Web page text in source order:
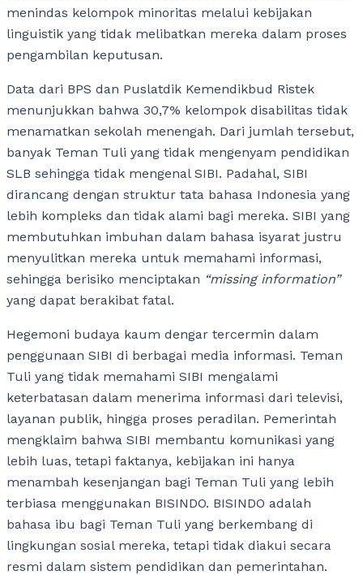
menindas kelompok minoritas melalui kebijakan
linguistik yang tidak melibatkan mereka dalam proses
pengambilan keputusan.
Data dari BPS dan Puslatdik Kemendikbud Ristek
menunjukkan bahwa 30,7% kelompok disabilitas tidak
menamatkan sekolah menengah. Dari jumlah tersebut,
banyak Teman Tuli yang tidak mengenyam pendidikan
SLB sehingga tidak mengenal SIBI. Padahal, SIBI
dirancang dengan struktur tata bahasa Indonesia yang
lebih kompleks dan tidak alami bagi mereka. SIBI yang
membutuhkan imbuhan dalam bahasa isyarat justru
menyulitkan mereka untuk memahami informasi,
sehingga berisiko menciptakan “missing information”
yang dapat berakibat fatal.
Hegemoni budaya kaum dengar tercermin dalam
penggunaan SIBI di berbagai media informasi. Teman
Tuli yang tidak memahami SIBI mengalami
keterbatasan dalam menerima informasi dari televisi,
layanan publik, hingga proses peradilan. Pemerintah
mengklaim bahwa SIBI membantu komunikasi yang
lebih luas, tetapi faktanya, kebijakan ini hanya
menambah kesenjangan bagi Teman Tuli yang lebih
terbiasa menggunakan BISINDO. BISINDO adalah
bahasa ibu bagi Teman Tuli yang berkembang di
lingkungan sosial mereka, tetapi tidak diakui secara
resmi dalam sistem pendidikan dan pemerintahan.